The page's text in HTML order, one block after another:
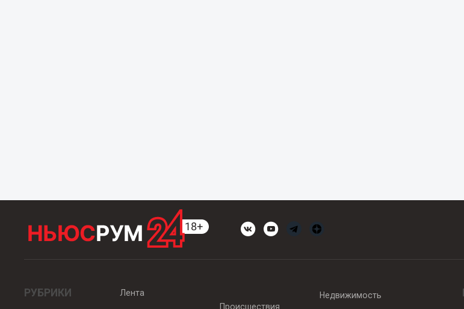
РУБРИКИ
Лента
Происшествия
Недвижимость